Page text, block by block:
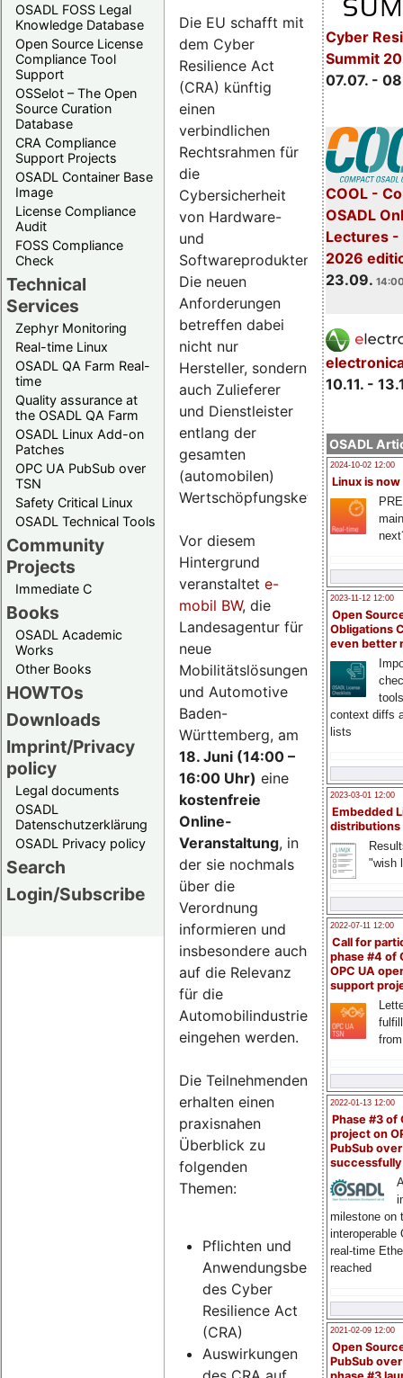
OSADL FOSS Legal
Knowledge Database
Open Source License
Compliance Tool
Support
OSSelot – The Open
Source Curation
Database
CRA Compliance
Support Projects
OSADL Container Base
Image
License Compliance
Audit
FOSS Compliance
Check
Technical
Services
Zephyr Monitoring
Real-time Linux
OSADL QA Farm Real-
time
Quality assurance at
the OSADL QA Farm
OSADL Linux Add-on
Patches
OPC UA PubSub over
TSN
Safety Critical Linux
OSADL Technical Tools
Community
Projects
Immediate C
Books
OSADL Academic
Works
Other Books
HOWTOs
Downloads
Imprint/Privacy
policy
Legal documents
OSADL
Datenschutzerklärung
OSADL Privacy policy
Search
Login/Subscribe
Cyber
Summit
07.07. -
COOL -
OSADL
Lectures -
2026
23.09.
10.11. -
OSADL
2024-10-02 12:00
Linux is now
2023-11-12 12:00
Open
Obligations
even better
context diffs
lists
2023-03-01 12:00
Embedded
distributions
"wish
2022-07-11 12:00
Call for
phase #4 of
OPC UA
support
2022-01-13 12:00
Phase #3 of
project on
PubSub over
milestone on
interoperable
real-time
reached
2021-02-09 12:00
Open
PubSub
Die EU schafft mit
dem Cyber
Resilience Act
(CRA) künftig
einen
verbindlichen
Rechtsrahmen für
die
Cybersicherheit
von Hardware-
und
Softwareprodukten.
Die neuen
Anforderungen
betreffen dabei
nicht nur
Hersteller, sondern
auch Zulieferer
und Dienstleister
entlang der
gesamten
(automobilen)
Wertschöpfungskette.
Vor diesem
Hintergrund
veranstaltet e-
mobil BW, die
Landesagentur für
neue
Mobilitätslösungen
und Automotive
Baden-
Württemberg, am
18. Juni (14:00 –
16:00 Uhr) eine
kostenfreie
Online-
Veranstaltung, in
der sie nochmals
über die
Verordnung
informieren und
insbesondere auch
auf die Relevanz
für die
Automobilindustrie
eingehen werden.
Die Teilnehmenden
erhalten einen
praxisnahen
Überblick zu
folgenden
Themen:
Pflichten und
Anwendungsbereich
des Cyber
Resilience Act
(CRA)
Auswirkungen